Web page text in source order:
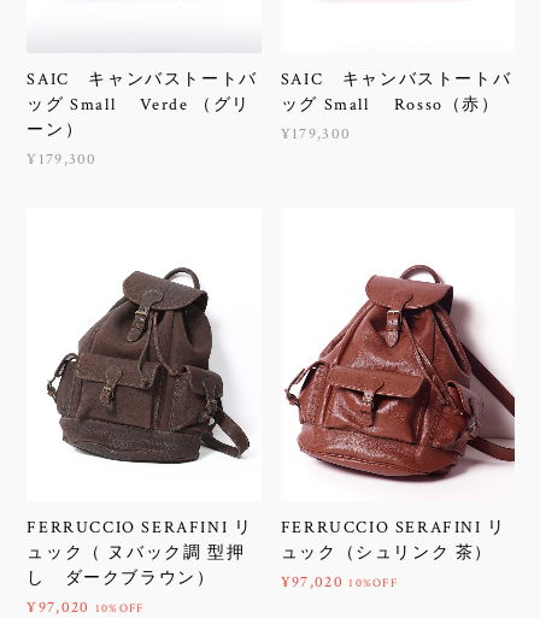
SAIC キャンバストートバ
ッグ Small Verde （グリ
ーン）
¥179,300
SAIC キャンバストートバ
ッグ Small Rosso（赤）
¥179,300
FERRUCCIO SERAFINI リ
ュック（ ヌバック調 型押
し ダークブラウン）
¥97,020 10%OFF
FERRUCCIO SERAFINI リ
ュック（シュリンク 茶）
¥97,020 10%OFF